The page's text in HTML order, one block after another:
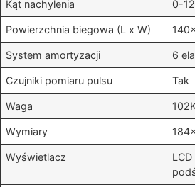
Kąt nachylenia 0-12
Powierzchnia biegowa (L x W)
System amortyzacji 6
Czujniki pomiaru pulsu Tak
Waga
Wymiary
Wyświetlacz